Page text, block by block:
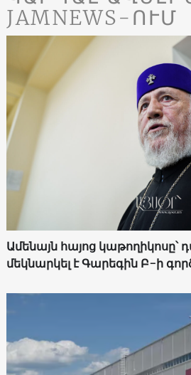
JAMNEWS-ՈՒՄ
Ամենայն հայոց
մեկնարկել է Գարեգին Բ-ի